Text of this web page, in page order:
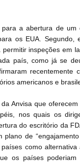
a abertura de um
os EUA. Segundo,
inspeções em
país, como já se
recentemente
americanos e
Anvisa que
nos quais os
do escritório da
de
como
os países